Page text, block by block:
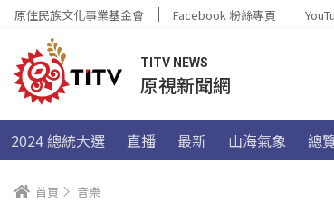
原住民族文化事業基金會 Facebook 粉絲專頁
TITV NEWS
原視新聞網
2024 總統大選 直播 最新 山海氣象 總
首頁 音樂